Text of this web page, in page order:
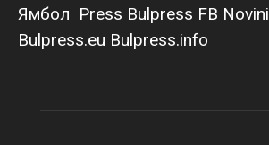
Ямбол Press Bulpress FB Novini
Bulpress.eu Bulpress.info